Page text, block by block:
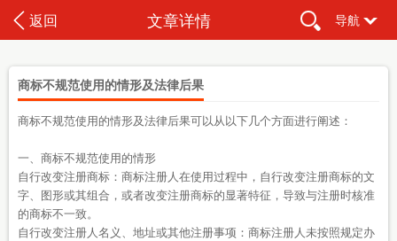
返回 文章详情 导航
商标不规范使用的情形及法律后果
商标不规范使用的情形及法律后果可以从以下几个方面进行阐述：
一、商标不规范使用的情形
自行改变注册商标：商标注册人在使用过程中，自行改变注册商标的文
字、图形或其组合，或者改变注册商标的显著特征，导致与注册时核准
的商标不一致。
自行改变注册人名义、地址或其他注册事项：商标注册人未按照规定办